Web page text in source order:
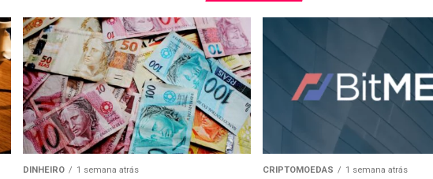
DINHEIRO 1 semana atrás CRIPTOMOEDAS 1 semana atrás